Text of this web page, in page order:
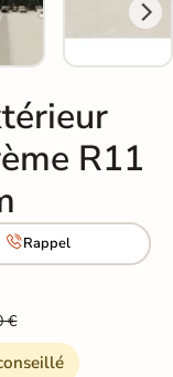
R11
Rappel
€